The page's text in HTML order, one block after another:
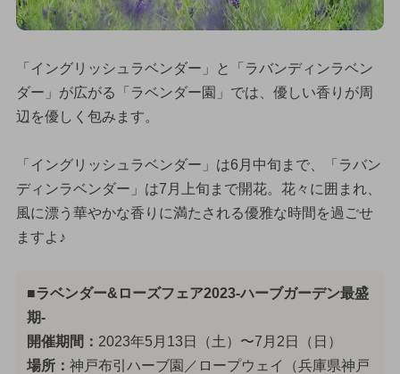
「イングリッシュラベンダー」と「ラバンディンラベン
ダー」が広がる「ラベンダー園」では、優しい香りが周
辺を優しく包みます。
「イングリッシュラベンダー」は6月中旬まで、「ラバン
ディンラベンダー」は7月上旬まで開花。花々に囲まれ、
風に漂う華やかな香りに満たされる優雅な時間を過ごせ
ますよ♪
■ラベンダー&ローズフェア2023-ハーブガーデン最盛
期-
開催期間： 2023年5月13日（土）〜7月2日（日）
場所： 神戸布引ハーブ園／ロープウェイ（兵庫県神戸